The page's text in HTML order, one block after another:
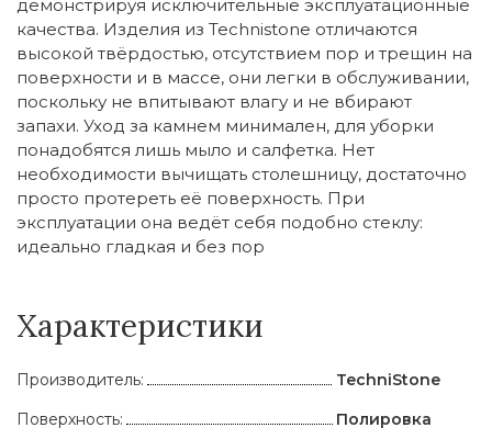
демонстрируя исключительные эксплуатационные
качества. Изделия из Technistone отличаются
высокой твёрдостью, отсутствием пор и трещин на
поверхности и в массе, они легки в обслуживании,
поскольку не впитывают влагу и не вбирают
запахи. Уход за камнем минимален, для уборки
понадобятся лишь мыло и салфетка. Нет
необходимости вычищать столешницу, достаточно
просто протереть её поверхность. При
эксплуатации она ведёт себя подобно стеклу:
идеально гладкая и без пор
Характеристики
Производитель:
TechniStone
Поверхность:
Полировка